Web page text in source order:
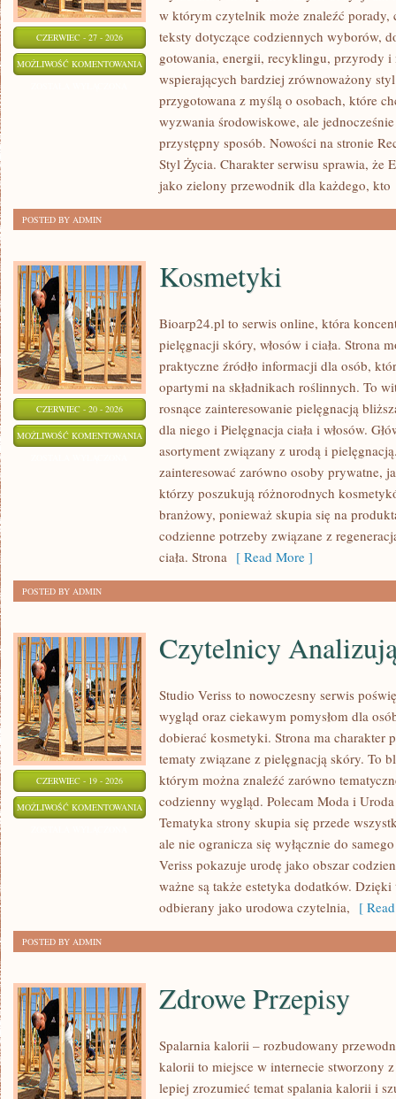
CZERWIEC - 27 - 2026
MOŻLIWOŚĆ KOMENTOWANIA RECYKLING
UPCYKLING
w którym czytelnik może znaleźć porady,
teksty dotyczące codziennych wyborów,
gotowania, energii, recyklingu, przyrody i
wspierających bardziej zrównoważony styl
przygotowana z myślą o osobach, które
wyzwania środowiskowe, ale
przystępny sposób. Nowości na stronie
Styl Życia. Charakter serwisu sprawia, że
jako zielony przewodnik dla każdego, kto
POSTED BY ADMIN
CZERWIEC - 20 - 2026
MOŻLIWOŚĆ KOMENTOWANIA KOSMETYKI
Kosmetyki
Bioarp24.pl to serwis online, która
pielęgnacji skóry, włosów i ciała. Strona
praktyczne źródło informacji dla osób,
opartymi na składnikach roślinnych. To
rosnące zainteresowanie pielęgnacją
dla niego i Pielęgnacja ciała i włosów.
asortyment związany z urodą i
zainteresować zarówno osoby prywatne,
którzy poszukują różnorodnych
branżowy, ponieważ skupia się na
codzienne potrzeby związane z
ciała. Strona [ Read More ]
POSTED BY ADMIN
CZERWIEC - 19 - 2026
MOŻLIWOŚĆ KOMENTOWANIA CZYTELNICY
ANALIZUJĄ
Czytelnicy
Studio Veriss to nowoczesny serwis
wygląd oraz ciekawym pomysłom dla
dobierać kosmetyki. Strona ma charakter
tematy związane z pielęgnacją skóry. To
którym można znaleźć zarówno
codzienny wygląd. Polecam Moda i
Tematyka strony skupia się przede
ale nie ogranicza się wyłącznie do
Veriss pokazuje urodę jako obszar
ważne są także estetyka dodatków.
odbierany jako urodowa czytelnia, [
POSTED BY ADMIN
Zdrowe Przepisy
Spalarnia kalorii – rozbudowany
kalorii to miejsce w internecie stworzony
lepiej zrozumieć temat spalania kalorii i